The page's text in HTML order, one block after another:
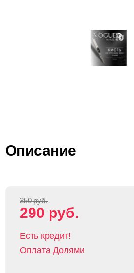
Описание
350 руб.
290 руб.
Есть кредит!
Оплата Долями